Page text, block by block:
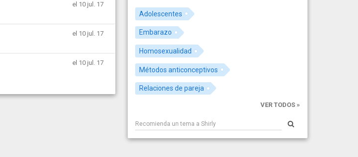
el 10 jul. 17
el 10 jul. 17
el 10 jul. 17
Adolescentes
Embarazo
Homosexualidad
Métodos anticonceptivos
Relaciones de pareja
VER TODOS »